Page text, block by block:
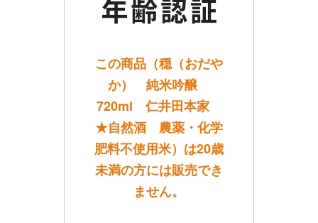
この商品（穏（おだや
か） 純米吟醸
720ml 仁井田本家
★自然酒 農薬・化学
肥料不使用米）は20歳
未満の方には販売でき
ません。